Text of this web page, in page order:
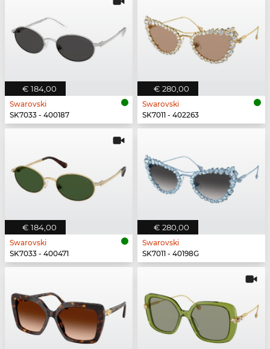
€ 184,00
Swarovski
SK7033 - 400187
€ 280,00
Swarovski
SK7011 - 402263
€ 184,00
Swarovski
SK7033 - 400471
€ 280,00
Swarovski
SK7011 - 40198G